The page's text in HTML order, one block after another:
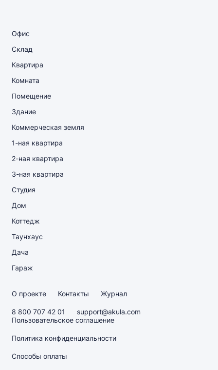
Офис
Склад
Квартира
Комната
Помещение
Здание
Коммерческая земля
1-ная квартира
2-ная квартира
3-ная квартира
Студия
Дом
Коттедж
Таунхаус
Дача
Гараж
О проекте Контакты Журнал
8 800 707 42 01
support@akula.com
Пользовательское соглашение
Политика конфиденциальности
Способы оплаты